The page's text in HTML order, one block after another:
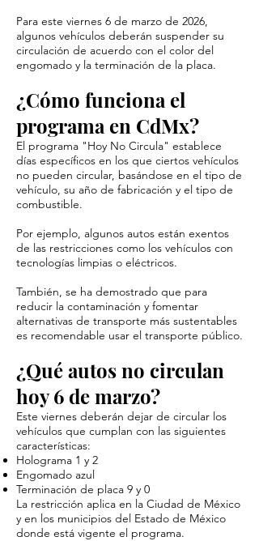
Para este viernes 6 de marzo de 2026,
algunos vehículos deberán suspender su
circulación de acuerdo con el color del
engomado y la terminación de la placa.
¿Cómo funciona el
programa en CdMx?
El programa "Hoy No Circula" establece
días específicos en los que ciertos vehículos
no pueden circular, basándose en el tipo de
vehículo, su año de fabricación y el tipo de
combustible.
Por ejemplo, algunos autos están exentos
de las restricciones como los vehículos con
tecnologías limpias o eléctricos.
También, se ha demostrado que para
reducir la contaminación y fomentar
alternativas de transporte más sustentables
es recomendable usar el transporte público.
¿Qué autos no circulan
hoy 6 de marzo?
Este viernes deberán dejar de circular los
vehículos que cumplan con las siguientes
características:
Holograma 1 y 2
Engomado azul
Terminación de placa 9 y 0
La restricción aplica en la Ciudad de México
y en los municipios del Estado de México
donde está vigente el programa.